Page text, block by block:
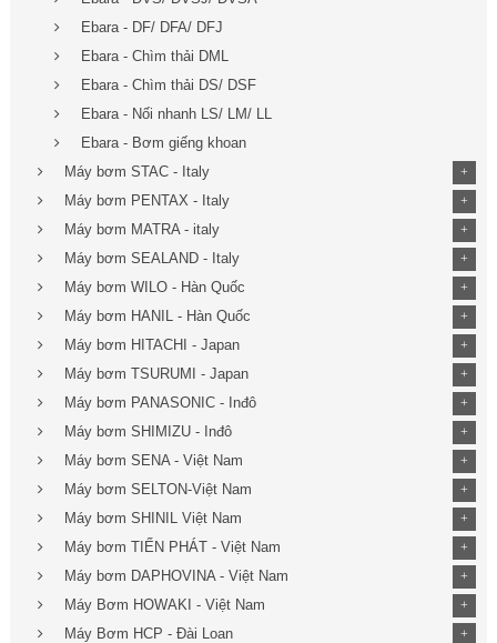
Ebara - DF/ DFA/ DFJ
Ebara - Chìm thải DML
Ebara - Chìm thải DS/ DSF
Ebara - Nối nhanh LS/ LM/ LL
Ebara - Bơm giếng khoan
Máy bơm STAC - Italy
+
Máy bơm PENTAX - Italy +
Máy bơm MATRA - italy +
Máy bơm SEALAND - Italy +
Máy bơm WILO - Hàn Quốc +
Máy bơm HANIL - Hàn Quốc +
Máy bơm HITACHI - Japan +
Máy bơm TSURUMI - Japan +
Máy bơm PANASONIC - Inđô +
Máy bơm SHIMIZU - Inđô +
Máy bơm SENA - Việt Nam +
Máy bơm SELTON-Việt Nam +
Máy bơm SHINIL Việt Nam +
Máy bơm TIẾN PHÁT - Việt Nam +
Máy bơm DAPHOVINA - Việt Nam +
Máy Bơm HOWAKI - Việt Nam +
Máy Bơm HCP - Đài Loan +